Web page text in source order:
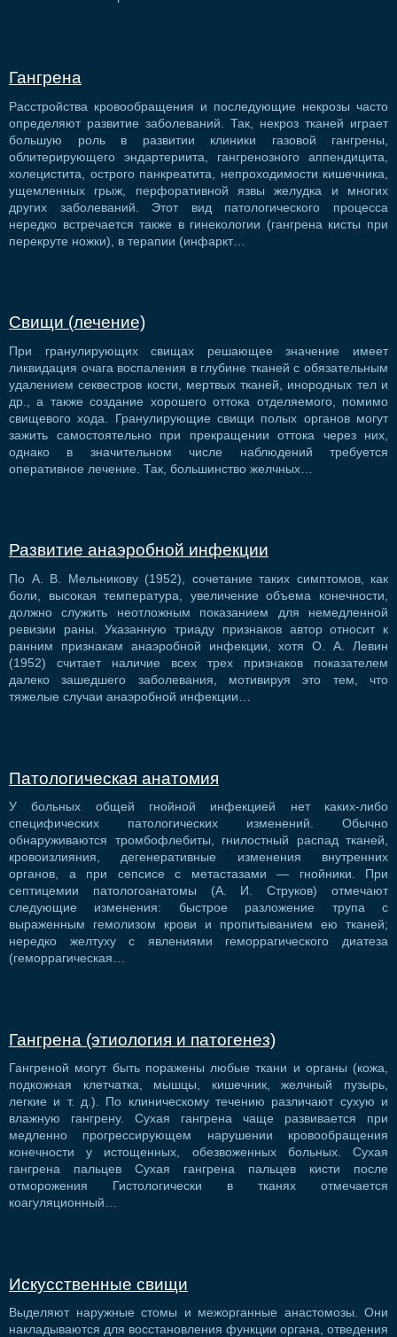
Гангрена
Расстройства кровообращения и последующие некрозы часто
определяют развитие заболеваний. Так, некроз тканей играет
большую роль в развитии клиники газовой гангрены,
облитерирующего эндартериита, гангренозного аппендицита,
холецистита, острого панкреатита, непроходимости кишечника,
ущемленных грыж, перфоративной язвы желудка и многих
других заболеваний. Этот вид патологического процесса
нередко встречается также в гинекологии (гангрена кисты при
перекруте ножки), в терапии (инфаркт…
Свищи (лечение)
При гранулирующих свищах решающее значение имеет
ликвидация очага воспаления в глубине тканей с обязательным
удалением секвестров кости, мертвых тканей, инородных тел и
др., а также создание хорошего оттока отделяемого, помимо
свищевого хода. Гранулирующие свищи полых органов могут
зажить самостоятельно при прекращении оттока через них,
однако в значительном числе наблюдений требуется
оперативное лечение. Так, большинство желчных…
Развитие анаэробной инфекции
По А. В. Мельникову (1952), сочетание таких симптомов, как
боли, высокая температура, увеличение объема конечности,
должно служить неотложным показанием для немедленной
ревизии раны. Указанную триаду признаков автор относит к
ранним признакам анаэробной инфекции, хотя О. А. Левин
(1952) считает наличие всех трех признаков показателем
далеко зашедшего заболевания, мотивируя это тем, что
тяжелые случаи анаэробной инфекции…
Патологическая анатомия
У больных общей гнойной инфекцией нет каких-либо
специфических патологических изменений. Обычно
обнаруживаются тромбофлебиты, гнилостный распад тканей,
кровоизлияния, дегенеративные изменения внутренних
органов, а при сепсисе с метастазами — гнойники. При
септицемии патологоанатомы (А. И. Струков) отмечают
следующие изменения: быстрое разложение трупа с
выраженным гемолизом крови и пропитыванием ею тканей;
нередко желтуху с явлениями геморрагического диатеза
(геморрагическая…
Гангрена (этиология и патогенез)
Гангреной могут быть поражены любые ткани и органы (кожа,
подкожная клетчатка, мышцы, кишечник, желчный пузырь,
легкие и т. д.). По клиническому течению различают сухую и
влажную гангрену. Сухая гангрена чаще развивается при
медленно прогрессирующем нарушении кровообращения
конечности у истощенных, обезвоженных больных. Сухая
гангрена пальцев Сухая гангрена пальцев кисти после
отморожения Гистологически в тканях отмечается
коагуляционный…
Искусственные свищи
Выделяют наружные стомы и межорганные анастомозы. Они
накладываются для восстановления функции органа, отведения